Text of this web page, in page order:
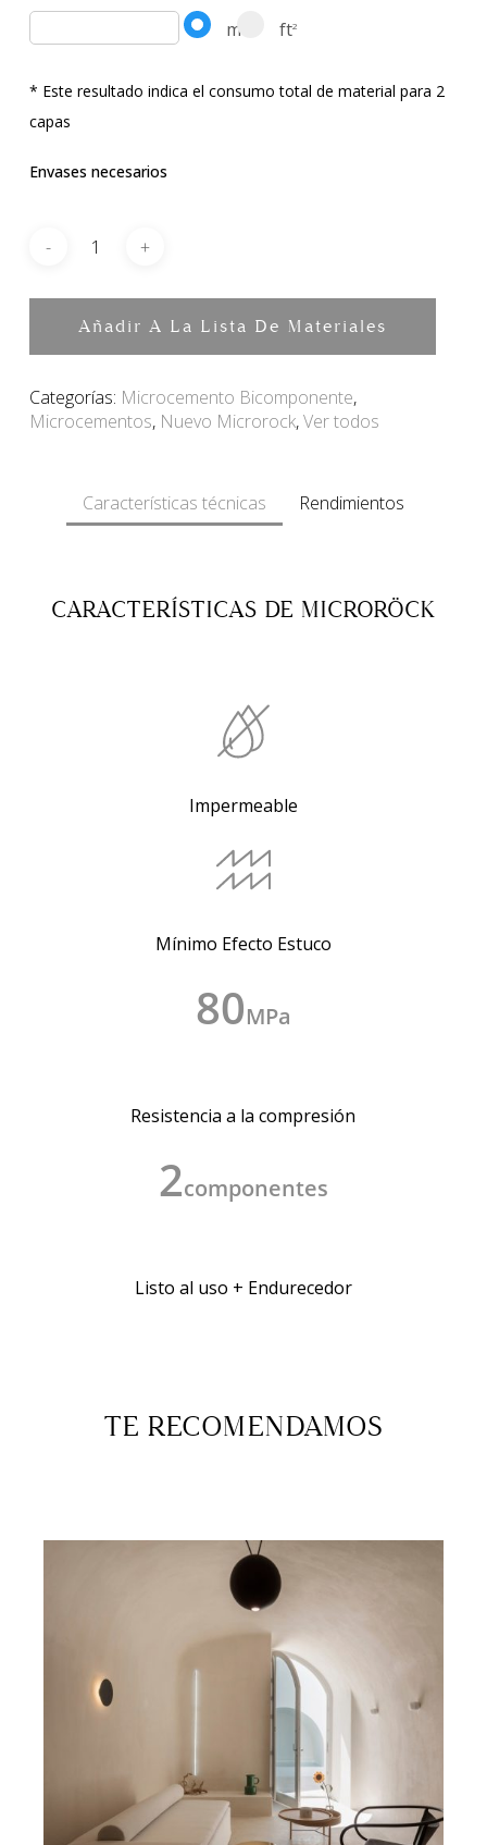
m ft2
* Este resultado indica el consumo total de material para 2
capas
Envases necesarios
Añadir A La Lista De Materiales
Categorías: Microcemento Bicomponente,
Microcementos, Nuevo Microrock,Ver todos
Características técnicas Rendimientos
CARACTERÍSTICAS DE MICRORÖCK
Impermeable
Mínimo Efecto Estuco
80MPa
Resistencia a la compresión
2componentes
Listo al uso + Endurecedor
TE RECOMENDAMOS